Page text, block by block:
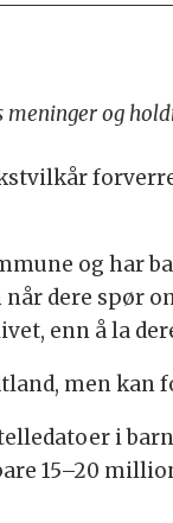
og
og har
dere spør
enn å la
men
i
15–20